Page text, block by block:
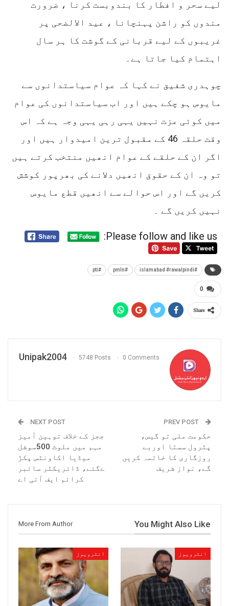
لیے سحر و افطار کا بندوبست کرنا ، ضرورت
مندوں کو راشن پہنچانا ، عید الالضحی پر
غریبوں کے لیے قربانی کے گوشت کا ہر سال
اہتمام کیا جاتا ہے۔
چوہدری شفیق نے کہا کہ عوام سیاستدانوں سے
مایوس ہو چکے ہیں اور اب سیاستدانوں کی عوام
میں کوئی عزت نہیں یہی رہی یہی وجہ ہے کہ اس
وقت حلقہ 46 کے مقبول ترین امیدوار ہیں اور
اگر ان کے حلقے کے عوام انھیں منتخب کرتے ہیں
تو وہ ان کے حقوق انھیں دلانے کی بھرپور کوشش
کریں گے اور اس حوالے سے انھیں قطع مایوس
نہیں کریں گے ۔
Please follow and like us:
#islamabad #rawalpindi
#pmln
#pti
0
Share
Unipak2004 5748 Posts 0 Comments
حکومت ملی تو گیس،
پٹرول سستا اوربے
روزگاری کا خاتمہ کریں
گے، نواز شریف
NEXT POST
ججز کے خلاف توہین آمیز
مہم میں ملوث 500سوشل
میڈیا اکاونٹس پکڑ
ےگئے، ڈائریکٹر سائبر
کرائم ایف آئی اے
You Might Also Like
More From Author
انٹرویوز انٹرویوز